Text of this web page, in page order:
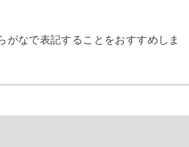
がなで表記することをおすすめしま